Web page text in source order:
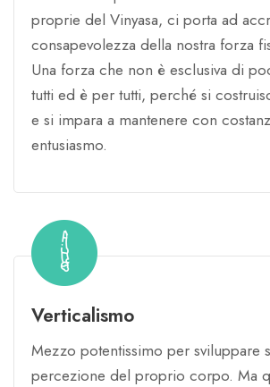
proprie del Vinyasa, ci porta ad
consapevolezza della nostra forza
Una forza che non è esclusiva di
tutti ed è per tutti, perché si
e si impara a mantenere con
entusiasmo.
Verticalismo
Mezzo potentissimo per sviluppare
percezione del proprio corpo. Ma